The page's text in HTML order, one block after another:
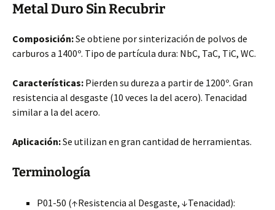
Metal Duro Sin Recubrir
Composición:Se obtiene por sinterización de polvos de
carburos a 1400º. Tipo de partícula dura: NbC, TaC, TiC, WC.
Características: Pierden su dureza a partir de 1200º. Gran
resistencia al desgaste (10 veces la del acero). Tenacidad
similar a la del acero.
Aplicación:Se utilizan en gran cantidad de herramientas.
Terminología
P01-50 (↑Resistencia al Desgaste, ↓Tenacidad):